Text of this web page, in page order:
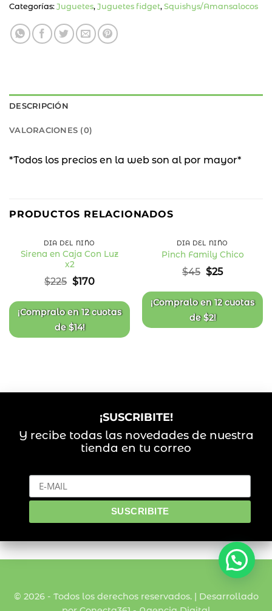
Categorías: Juguetes, Juguetes fidget, Squishys/Amansalocos
DESCRIPCIÓN
VALORACIONES (0)
*Todos los precios en la web son al por mayor*
PRODUCTOS RELACIONADOS
OFF
DÍA DEL NIÑO
Sirena en Caja Con Luz
x2
$225 El
original
era:
$225.
$170El
actual
es:
$170.
¡Compralo en12 cuotas
de$14!
de
deseos
DÍA DEL NIÑO
Pinch Family Chico
$45 El
original
era:
$45.
$25El
actual
es:
$25.
¡Compralo en12 cuotas
de$2!
¡SUSCRIBITE!
Y recibe todas las novedades de nuestra
tienda en tu correo
© 2026 - Todos los derechos reservados. | Desarrollado